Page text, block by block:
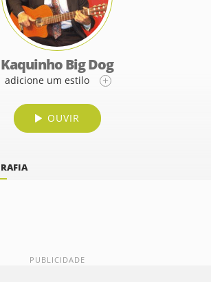
Kaquinho Big Dog
adicione um estilo
OUVIR